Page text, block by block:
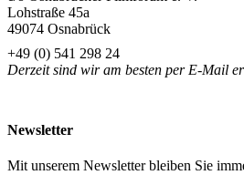
Lohstraße 45a
49074 Osnabrück
+49 (0) 541 298 24
Derzeit sind wir am besten per E-Mail
Newsletter
Mit unserem Newsletter bleiben Sie